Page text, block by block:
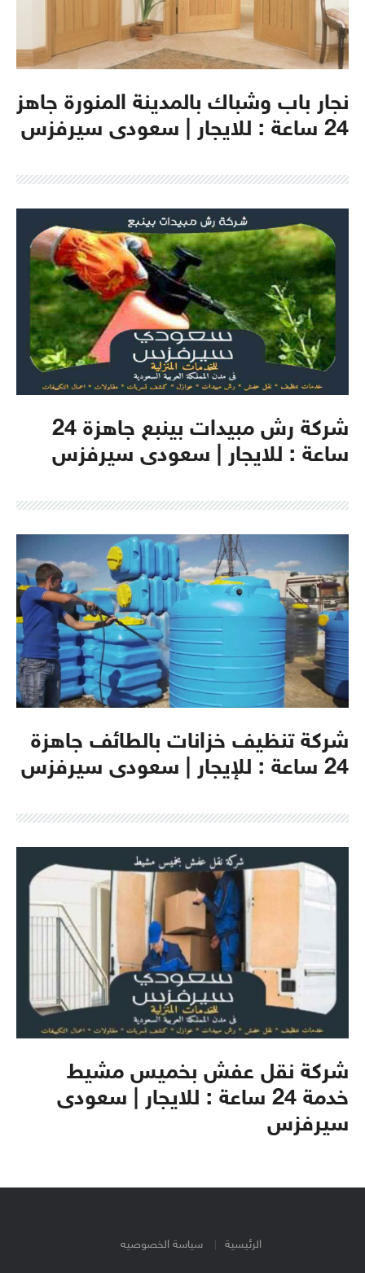
نجار باب وشباك بالمدينة المنورة جاهز
24 ساعة : للايجار | سعودى سيرفزس
شركة رش مبيدات بينبع جاهزة 24
ساعة : للايجار | سعودى سيرفزس
شركة تنظيف خزانات بالطائف جاهزة
24 ساعة : للإيجار | سعودى سيرفزس
شركة نقل عفش بخميس مشيط
خدمة 24 ساعة : للايجار | سعودى
سيرفزس
الرئيسية سياسة الخصوصيه